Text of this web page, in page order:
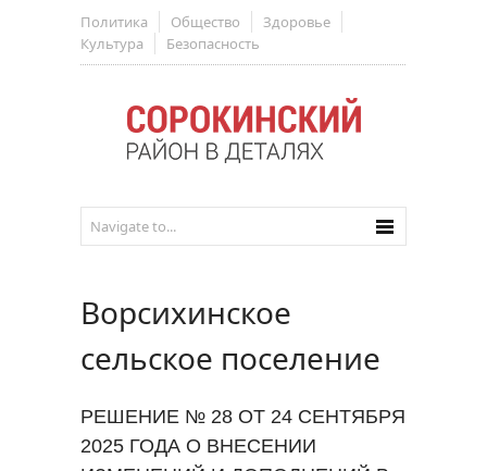
Политика Общество
Здоровье
Культура
Безопасность
Ворсихинское
сельское поселение
РЕШЕНИЕ № 28 ОТ 24 СЕНТЯБРЯ
2025 ГОДА О ВНЕСЕНИИ